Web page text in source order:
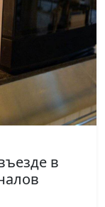
в